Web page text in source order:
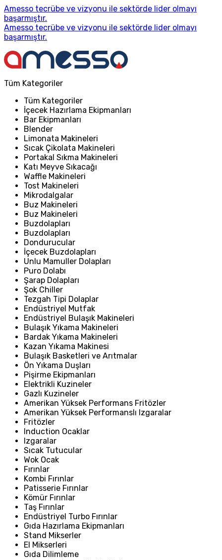
Amesso tecrübe ve vizyonu ile sektörde lider olmayı
başarmıştır.
Amesso tecrübe ve vizyonu ile sektörde lider olmayı
başarmıştır.
Tüm Kategoriler
Tüm Kategoriler
İçecek Hazırlama Ekipmanları
Bar Ekipmanları
Blender
Limonata Makineleri
Sıcak Çikolata Makineleri
Portakal Sıkma Makineleri
Katı Meyve Sıkacağı
Waffle Makineleri
Tost Makineleri
Mikrodalgalar
Buz Makineleri
Buz Makineleri
Buzdolapları
Buzdolapları
Dondurucular
İçecek Buzdolapları
Unlu Mamuller Dolapları
Puro Dolabı
Şarap Dolapları
Şok Chiller
Tezgah Tipi Dolaplar
Endüstriyel Mutfak
Endüstriyel Bulaşık Makineleri
Bulaşık Yıkama Makineleri
Bardak Yıkama Makineleri
Kazan Yıkama Makinesi
Bulaşık Basketleri ve Arıtmalar
Ön Yıkama Duşları
Pişirme Ekipmanları
Elektrikli Kuzineler
Gazlı Kuzineler
Amerikan Yüksek Performans Fritözler
Amerikan Yüksek Performanslı Izgaralar
Fritözler
Induction Ocaklar
Izgaralar
Sıcak Tutucular
Wok Ocak
Fırınlar
Kombi Fırınlar
Patisserie Fırınlar
Kömür Fırınlar
Taş Fırınlar
Endüstriyel Turbo Fırınlar
Gıda Hazırlama Ekipmanları
Stand Mikserler
El Mikserleri
Gıda Dilimleme